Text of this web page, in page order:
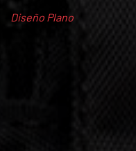
Diseño Plano